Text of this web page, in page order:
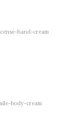
hand-cream
body-cream